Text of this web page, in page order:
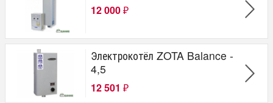
NIBE
Kentatsu furst
Расположение
Настенное
Парапетное
Напольное
12 000 ₽
Электрокотёл ZOTA Balance -
4,5
12 501 ₽